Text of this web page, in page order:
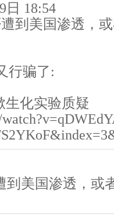
日 18:54
到美国渗透，
行骗了:
生化实验质疑
到美国渗透，或